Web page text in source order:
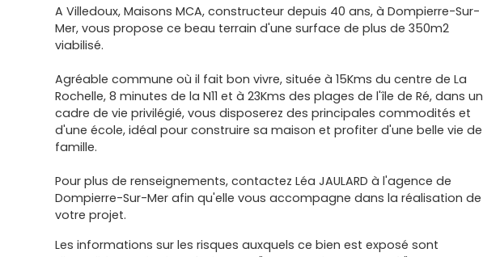
A Villedoux, Maisons MCA, constructeur depuis 40 ans, à Dompierre-Sur-
Mer, vous propose ce beau terrain d'une surface de plus de 350m2
viabilisé.
Agréable commune où il fait bon vivre, située à 15Kms du centre de La
Rochelle, 8 minutes de la N11 et à 23Kms des plages de l'île de Ré, dans un
cadre de vie privilégié, vous disposerez des principales commodités et
d'une école, idéal pour construire sa maison et profiter d'une belle vie de
famille.
Pour plus de renseignements, contactez Léa JAULARD à l'agence de
Dompierre-Sur-Mer afin qu'elle vous accompagne dans la réalisation de
votre projet.
Les informations sur les risques auxquels ce bien est exposé sont